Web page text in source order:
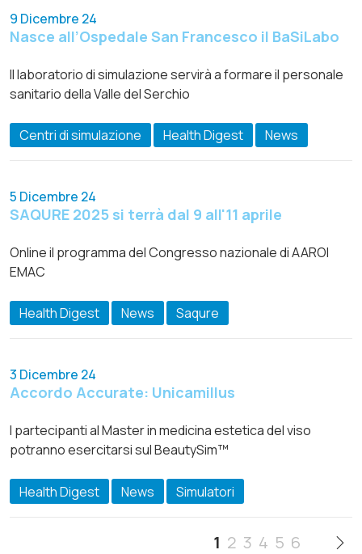
9 Dicembre 24
Nasce all’Ospedale San Francesco il BaSiLabo
Il laboratorio di simulazione servirà a formare il personale
sanitario della Valle del Serchio
Centri di simulazione Health Digest News
5 Dicembre 24
SAQURE 2025 si terrà dal 9 all'11 aprile
Online il programma del Congresso nazionale di AAROI
EMAC
Health Digest News Saqure
3 Dicembre 24
Accordo Accurate: Unicamillus
I partecipanti al Master in medicina estetica del viso
potranno esercitarsi sul BeautySim™
Health Digest News Simulatori
1 2 3 4 5 6